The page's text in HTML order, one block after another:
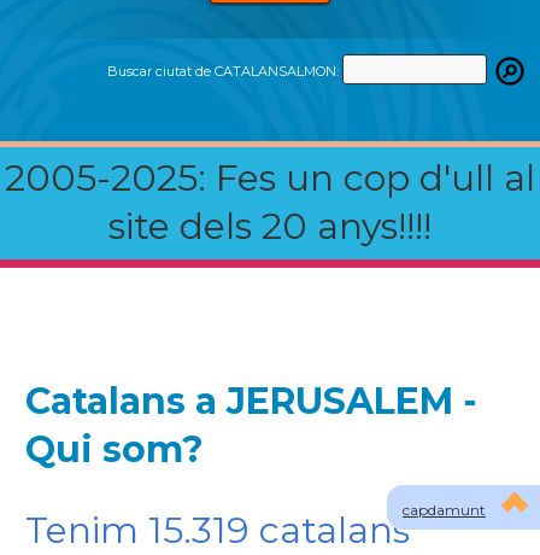
Buscar ciutat de CATALANSALMON:
2005-2025: Fes un cop d'ull al
site dels 20 anys!!!!
capdamunt
Catalans a JERUSALEM -
Qui som?
Tenim 15.319 catalans